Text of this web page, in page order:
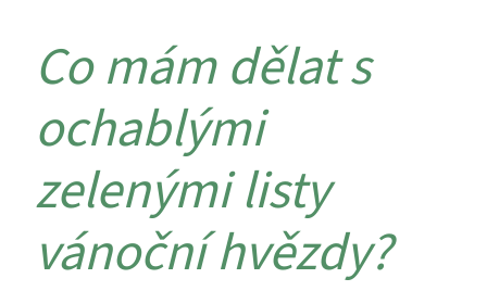
Co mám dělat s
ochablými
zelenými listy
vánoční hvězdy?